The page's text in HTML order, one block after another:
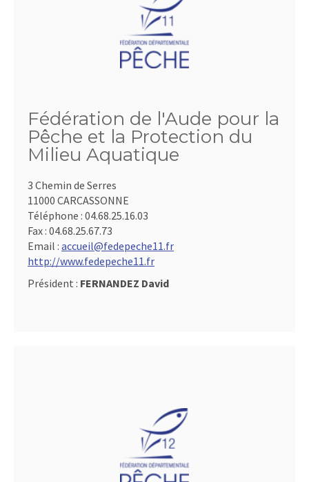
Fédération de l'Aude pour la
Pêche et la Protection du
Milieu Aquatique
3 Chemin de Serres
11000 CARCASSONNE
Téléphone : 04.68.25.16.03
Fax : 04.68.25.67.73
Email : accueil@fedepeche11.fr
http://www.fedepeche11.fr
Président : FERNANDEZ David